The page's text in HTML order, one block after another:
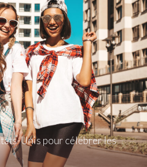
Unis pour célébrer les